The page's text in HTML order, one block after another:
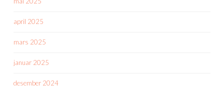
april 2025
mars 2025
januar 2025
desember 2024